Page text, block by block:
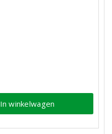
In winkelwagen